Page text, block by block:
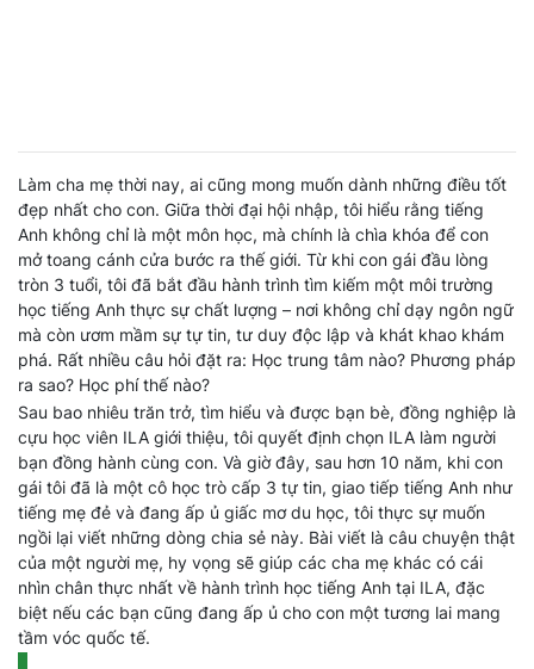
Làm cha mẹ thời nay, ai cũng mong muốn dành những điều tốt
đẹp nhất cho con. Giữa thời đại hội nhập, tôi hiểu rằng tiếng
Anh không chỉ là một môn học, mà chính là chìa khóa để con
mở toang cánh cửa bước ra thế giới. Từ khi con gái đầu lòng
tròn 3 tuổi, tôi đã bắt đầu hành trình tìm kiếm một môi trường
học tiếng Anh thực sự chất lượng – nơi không chỉ dạy ngôn ngữ
mà còn ươm mầm sự tự tin, tư duy độc lập và khát khao khám
phá. Rất nhiều câu hỏi đặt ra: Học trung tâm nào? Phương pháp
ra sao? Học phí thế nào?
Sau bao nhiêu trăn trở, tìm hiểu và được bạn bè, đồng nghiệp là
cựu học viên ILA giới thiệu, tôi quyết định chọn ILA làm người
bạn đồng hành cùng con. Và giờ đây, sau hơn 10 năm, khi con
gái tôi đã là một cô học trò cấp 3 tự tin, giao tiếp tiếng Anh như
tiếng mẹ đẻ và đang ấp ủ giấc mơ du học, tôi thực sự muốn
ngồi lại viết những dòng chia sẻ này. Bài viết là câu chuyện thật
của một người mẹ, hy vọng sẽ giúp các cha mẹ khác có cái
nhìn chân thực nhất về hành trình học tiếng Anh tại ILA, đặc
biệt nếu các bạn cũng đang ấp ủ cho con một tương lai mang
tầm vóc quốc tế.